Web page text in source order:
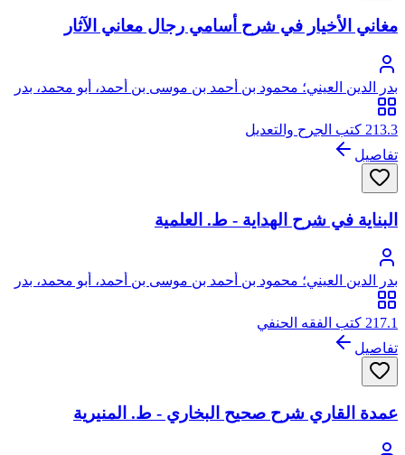
مغاني الأخيار في شرح أسامي رجال معاني الآثار
بدر الدين العيني؛ محمود بن أحمد بن موسى بن أحمد، أبو محمد، بدر
الدين العيني الحنفي
213.3 كتب الجرح والتعديل
تفاصيل
البناية في شرح الهداية - ط. العلمية
بدر الدين العيني؛ محمود بن أحمد بن موسى بن أحمد، أبو محمد، بدر
الدين العيني الحنفي
217.1 كتب الفقه الحنفي
تفاصيل
عمدة القاري شرح صحيح البخاري - ط. المنيرية